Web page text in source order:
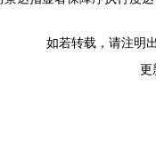
如若转载，请注明
更